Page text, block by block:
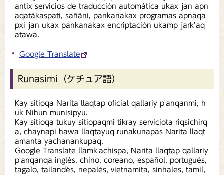
antix servicios de traducción automática ukax jan apn
aqatäkaspati, sañäni, pankanakax programas apnaqa
pxi jan ukax pankanakax encriptación ukamp jark’aq
atawa.
Google Translate
Runasimi（ケチュア語）
Kay sitioqa Narita llaqtap oficial qallariy p'anqanmi, h
uk Nihun munisipyu.
Kay sitioqa tukuy sitiopaqmi tikray serviciota riqsichirq
a, chaynapi hawa llaqtayuq runakunapas Narita llaqt
amanta yachanankupaq.
Google Translate llamk'achispa, Narita llaqtap qallariy
p'anqanqa inglés, chino, coreano, español, portugués,
tagalo, tailandés, nepalés, vietnamita, sinhales, tamil,